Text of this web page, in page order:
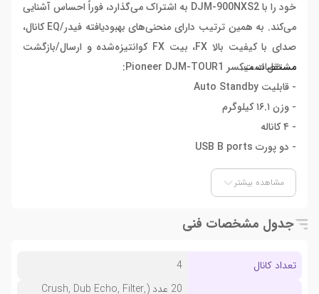
خود را با DJM-900NXS2 به اشتراک می‌گذارد، فوراً احساس آشنایی
می‌کند. به همین ترتیب دارای منحنی‌های بهبودیافته فیدر/EQ کانال،
صدای با کیفیت بالا FX، بیت FX کوانتیزه‌شده و ارسال/بازگشت
مستقل است.
مشخصات میکسر Pioneer DJM-TOUR1:
- قابلیت Auto Standby
- وزن ۱۶.۱ کیلوگرم
- ۴ کاناله
- دو پورت USB B ports
- پورت USB A port
- چیدمان استاندارد و آشنا
مشاهده بیشتر
جدول مشخصات فنی
تعداد کانال 4
20 عدد (Crush, Dub Echo, Filter,